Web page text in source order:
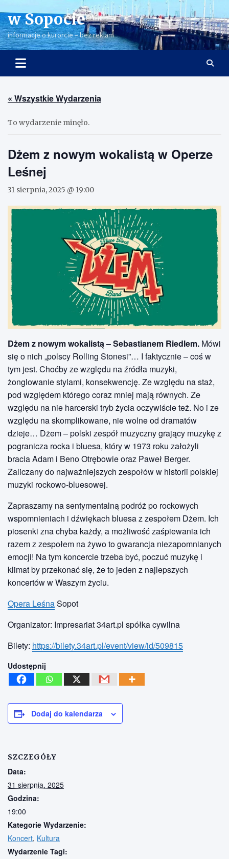
to
content
w Sopocie
informacje o kurorcie – bez reklam
« Wszystkie Wydarzenia
To wydarzenie minęło.
Dżem z nowym wokalistą w Operze
Leśnej
31 sierpnia, 2025 @ 19:00
Dżem z nowym wokalistą – Sebastianem Riedlem. Mówi
się o nich „polscy Rolling Stonesi”… I faktycznie – coś w
tym jest. Choćby ze względu na źródła muzyki,
żonglowanie stylami, konsekwencję. Ze względu na staż,
pod względem którego coraz mniej mają równych. Ze
względu na nie harcerski tryb życia oczywiście też. No i ze
względu na skomplikowane, nie wolne od dramatów
dzieje… Dżem – polski zespół muzyczny grający muzykę z
pogranicza rocka i bluesa, który w 1973 roku założyli
bracia Adam i Beno Otrębowie oraz Paweł Berger.
Zaliczany do najważniejszych zespołów w historii polskiej
muzyki rockowo-bluesowej.
Zapraszamy na sentymentalną podróż po rockowych
wspomnieniach i dźwiękach bluesa z zespołem Dżem. Ich
piosenki zna chyba każdy, a możliwość zaśpiewania ich
razem z zespołem na żywo to gwarancja niezapomnianych
emocji! Na tym koncercie trzeba być, poczuć muzykę i
klimat by przekonać się, że to jeden z najlepszych
koncertów w Waszym życiu.
Opera LeśnaSopot
Organizator: Impresariat 34art.pl spółka cywilna
Bilety: https://bilety.34art.pl/event/view/id/509815
Udostępnij
Dodaj do kalendarza
SZCZEGÓŁY
Data:
31 sierpnia, 2025
Godzina:
19:00
Kategorie Wydarzenie:
Koncert, Kultura
Wydarzenie Tagi: